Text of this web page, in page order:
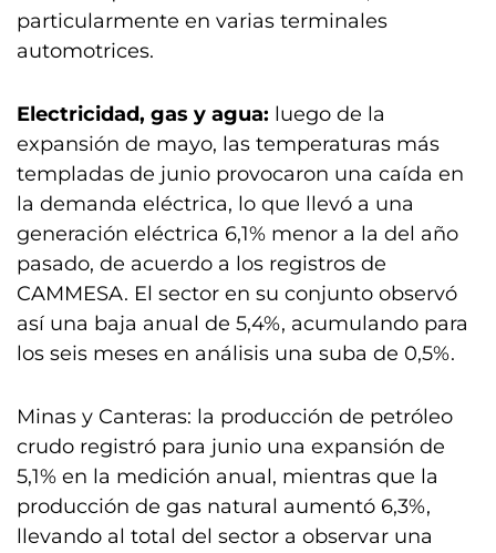
particularmente en varias terminales
automotrices.
Electricidad, gas y agua: luego de la
expansión de mayo, las temperaturas más
templadas de junio provocaron una caída en
la demanda eléctrica, lo que llevó a una
generación eléctrica 6,1% menor a la del año
pasado, de acuerdo a los registros de
CAMMESA. El sector en su conjunto observó
así una baja anual de 5,4%, acumulando para
los seis meses en análisis una suba de 0,5%.
Minas y Canteras: la producción de petróleo
crudo registró para junio una expansión de
5,1% en la medición anual, mientras que la
producción de gas natural aumentó 6,3%,
llevando al total del sector a observar una